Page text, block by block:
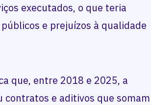
executados, o que teria
e prejuízos à qualidade
que, entre 2018 e 2025, a
contratos e aditivos que somam